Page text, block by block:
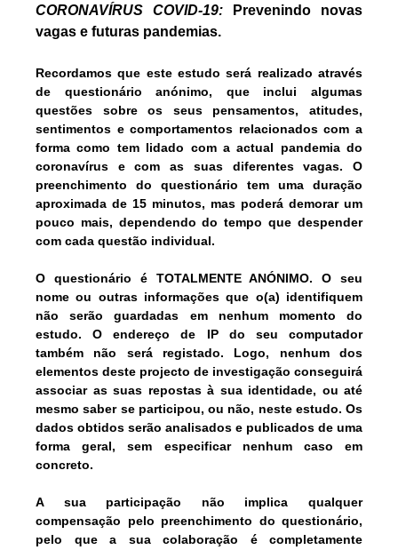
CORONAVÍRUS COVID-19:
Prevenindo novas
vagas e futuras pandemias.
Recordamos que este estudo será realizado através
de questionárioanónimo, que inclui algumas
questões sobre os seus pensamentos, atitudes,
sentimentos e comportamentos relacionados com a
forma como tem lidado com a actual pandemia do
coronavírus e com as suas diferentes vagas. O
preenchimento do questionário tem uma duração
aproximada de 15 minutos, mas poderá demorar um
pouco mais, dependendo do tempo que despender
com cada questão individual.
O questionário é TOTALMENTE ANÓNIMO. O seu
nome ou outras informações que o(a) identifiquem
não serão guardadas em nenhum momento do
estudo. O endereço de IP do seu computador
também não será registado. Logo, nenhum dos
elementos deste projecto de investigação conseguirá
associar as suas repostas à sua identidade, ou até
mesmo saber se participou, ou não, neste estudo. Os
dados obtidos serão analisados e publicados de uma
forma geral, sem especificar nenhum caso em
concreto.
A sua participação não implica qualquer
compensação pelo preenchimento do questionário,
pelo que a sua colaboração é completamente